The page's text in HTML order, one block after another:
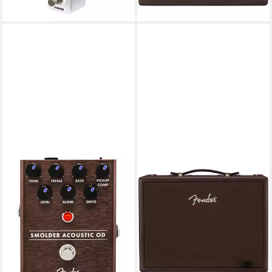
Ausgangssignal Gewicht
lieferbar - in 3-4 Werktagen bei dir